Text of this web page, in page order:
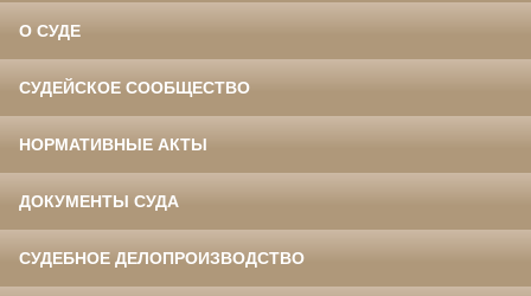
О СУДЕ
СУДЕЙСКОЕ СООБЩЕСТВО
НОРМАТИВНЫЕ АКТЫ
ДОКУМЕНТЫ СУДА
СУДЕБНОЕ ДЕЛОПРОИЗВОДСТВО